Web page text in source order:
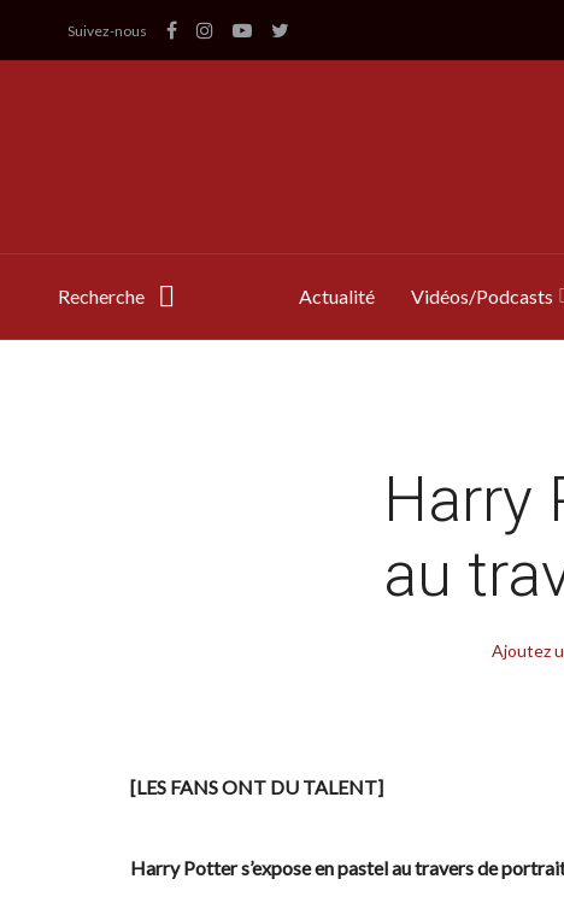
Suivez-nous
Recherche Actualité Vidéos/Podcasts
Harry
au
Ajoutez
[LES FANS ONT DU TALENT]
Harry Potter s’expose en pastel au travers de